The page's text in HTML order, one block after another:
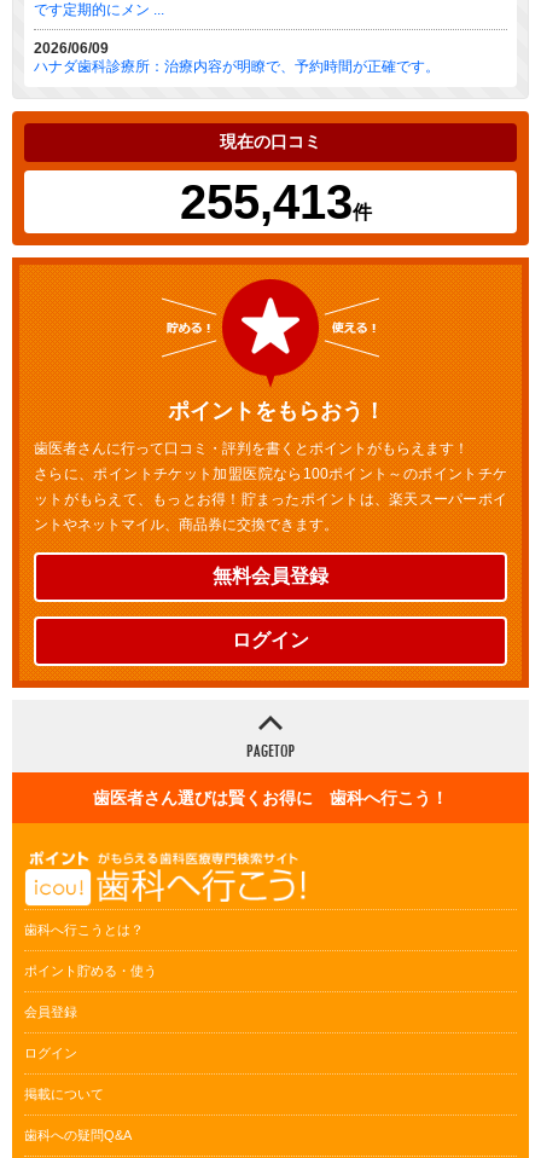
です定期的にメン ...
2026/06/09
ハナダ歯科診療所：治療内容が明瞭で、予約時間が正確です。
現在の口コミ
255,413件
ポイントをもらおう！
歯医者さんに行って口コミ・評判を書くとポイントがもらえます！
さらに、ポイントチケット加盟医院なら100ポイント～のポイントチケ
ットがもらえて、もっとお得！貯まったポイントは、楽天スーパーポイ
ントやネットマイル、商品券に交換できます。
無料会員登録
ログイン
歯医者さん選びは賢くお得に 歯科へ行こう！
歯科へ行こうとは？
ポイント貯める・使う
会員登録
ログイン
掲載について
歯科への疑問Q&A